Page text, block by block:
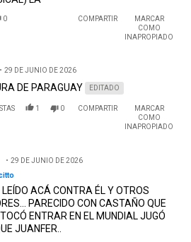
0 COMPARTIR
MARCAR
COMO
INAPROPIADO
29 DE JUNIO DE 2026
DE PARAGUAY EDITADO
1 0 COMPARTIR
MARCAR
COMO
INAPROPIADO
29 DE JUNIO DE 2026
LEÍDO ACÁ CONTRA ÉL Y OTROS
PARECIDO CON CASTAÑO QUE
ENTRAR EN EL MUNDIAL JUGÓ
JUANFER..